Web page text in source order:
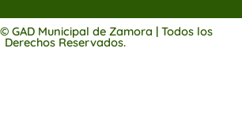
GAD Municipal de Zamora | Todos los
Derechos Reservados.